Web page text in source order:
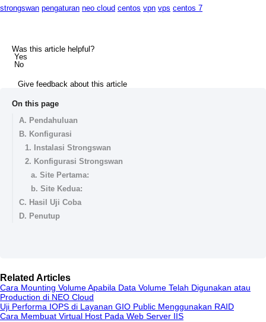
strongswan pengaturan neo cloud centos vpn vps centos 7
Was this article helpful?
Yes
No
Give feedback about this article
On this page
A. Pendahuluan
B. Konfigurasi
1. Instalasi Strongswan
2. Konfigurasi Strongswan
a. Site Pertama:
b. Site Kedua:
C. Hasil Uji Coba
D. Penutup
Related Articles
Cara Mounting Volume Apabila Data Volume Telah Digunakan atau
Production di NEO Cloud
Uji Performa IOPS di Layanan GIO Public Menggunakan RAID
Cara Membuat Virtual Host Pada Web Server IIS